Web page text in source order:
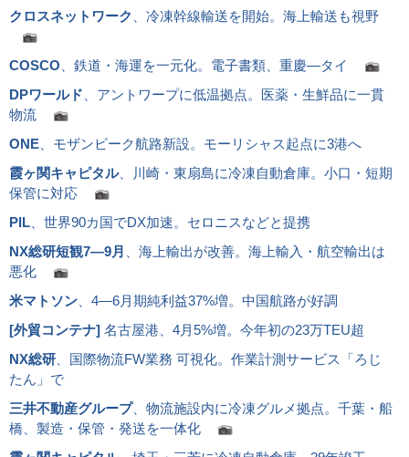
クロスネットワーク 、冷凍幹線輸送を開始。海上輸送も視野
COSCO 、鉄道・海運を一元化。電子書類、重慶―タイ
DPワールド 、アントワープに低温拠点。医薬・生鮮品に一貫
物流
ONE 、モザンビーク航路新設。モーリシャス起点に3港へ
霞ヶ関キャピタル、川崎・東扇島に冷凍自動倉庫。小口・短期
保管に対応
PIL 、世界90カ国でDX加速。セロニスなどと提携
NX総研短観7―9月
、海上輸出が改善。海上輸入・航空輸出は
悪化
米マトソン 、4―6月期純利益37%増。中国航路が好調
[外貿コンテナ] 名古屋港、4月5%増。今年初の23万TEU超
NX総研 、国際物流FW業務 可視化。作業計測サービス「ろじ
たん」で
三井不動産グループ、物流施設内に冷凍グルメ拠点。千葉・船
橋、製造・保管・発送を一体化